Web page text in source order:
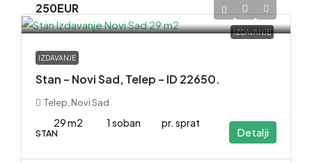
IZDAVANJE
250EUR
IZDAVANJE
Stan – Novi Sad, Telep – ID 22650.
Telep, Novi Sad
29 m2 1 soban pr. sprat
STAN Detalji